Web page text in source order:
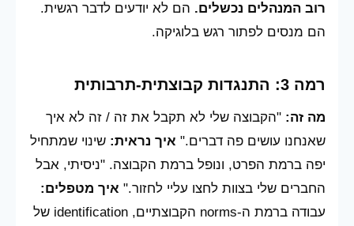
רוב המנהלים נכשלים. הם לא יודעים לדבר רגשית.
הם מנסים לפתור רגש בלוגיקה.
רמה 3: התנגדות קבוצתית-תרבותית
מה זה: "הקבוצה שלי לא תקבל את זה / זה לא איך
שאנחנו עושים פה דברים." איך נראית: שינוי שמתחיל
יפה ברמת הפרט, ונופל ברמת הקבוצה. "ניסיתי, אבל
החברים שלי בצוות לחצו עליי לחזור." איך מטפלים:
עבודה ברמת ה-norms הקבוצתיים, identification של